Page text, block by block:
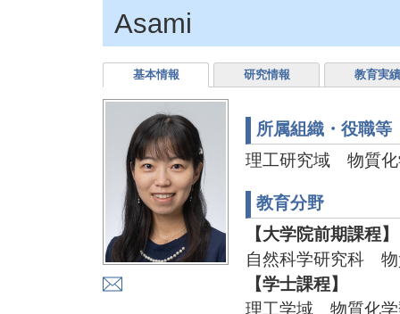
Asami
基本情報 研究情報 教育実績
所属組織・役職等
理工研究域 物質化
教育分野
【大学院前期課程】
自然科学研究科 物
【学士課程】
理工学域 物質化